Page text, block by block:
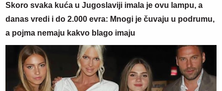
Skoro svaka kuća u Jugoslaviji imala je ovu lampu, a
danas vredi i do 2.000 evra: Mnogi je čuvaju u podrumu,
a pojma nemaju kakvo blago imaju